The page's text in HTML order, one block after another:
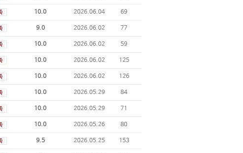
10.0 2026.06.04 69
9.0 2026.06.02 77
10.0 2026.06.02 59
10.0 2026.06.02 125
10.0 2026.06.02 126
10.0 2026.05.29 84
10.0 2026.05.29 71
10.0 2026.05.26 80
9.5 2026.05.25 153